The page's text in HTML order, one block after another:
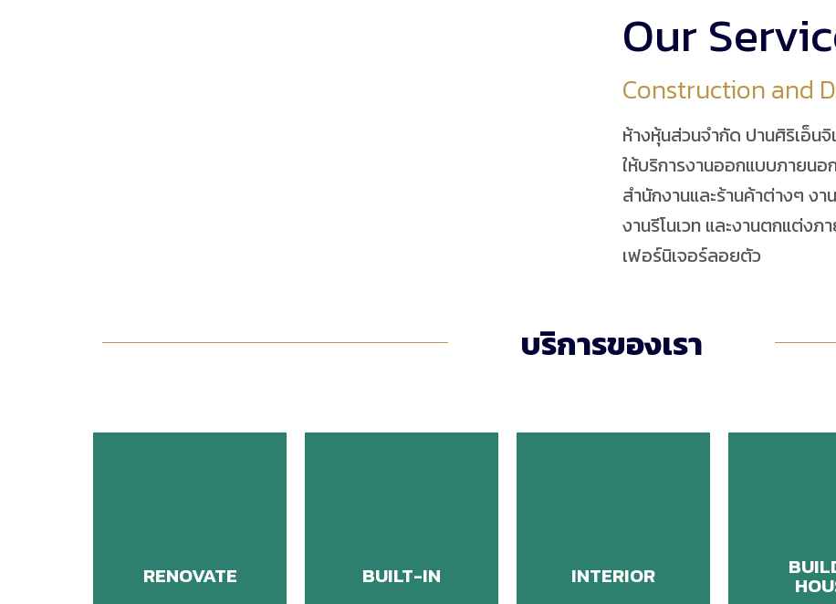
Our
Construction and
ห้างหุ้นส่วนจำกัด ปานศิริเอ็น
ให้บริการงานออกแบบภายน
สำนักงานและร้านค้าต่างๆ ง
งานรีโนเวท และงานตกแต่งภ
เฟอร์นิเจอร์ลอยตัว
บริการของเรา
RENOVATE BUILT-IN INTERIOR